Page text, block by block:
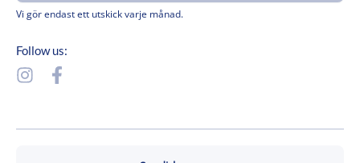
Vi gör endast ett utskick varje månad.
Follow us:
I
t
F
a
e